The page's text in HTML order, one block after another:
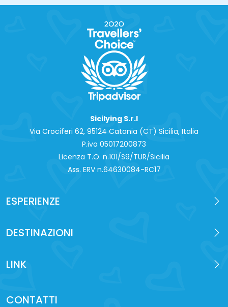
Sicilying S.r.l
Via Crociferi 62, 95124 Catania (CT) Sicilia, Italia
P.iva 0‍5017200873
Licenza T.O. n.101/S9/TUR/Sicilia
Ass. ERV n.64630084-RC17
ESPERIENZE
DESTINAZIONI
LINK
CONTATTI